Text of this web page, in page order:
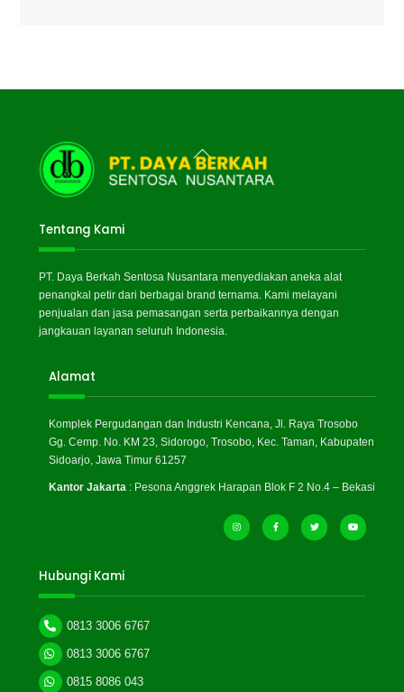
Back
To
Top
Tentang Kami
PT. Daya Berkah Sentosa Nusantara menyediakan aneka alat
penangkal petir dari berbagai brand ternama. Kami melayani
penjualan dan jasa pemasangan serta perbaikannya dengan
jangkauan layanan seluruh Indonesia.
Alamat
Komplek Pergudangan dan Industri Kencana, Jl. Raya Trosobo
Gg. Cemp. No. KM 23, Sidorogo, Trosobo, Kec. Taman, Kabupaten
Sidoarjo, Jawa Timur 61257
Kantor Jakarta : Pesona Anggrek Harapan Blok F 2 No.4 – Bekasi
Hubungi Kami
0813 3006 6767
0813 3006 6767
0815 8086 043